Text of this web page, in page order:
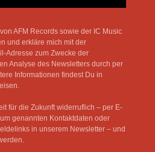
AFM Records sowie der IC Music
und erkläre mich mit der
Adresse zum Zwecke der
Analyse des Newsletters durch per
Informationen findest Du in
für die Zukunft widerruflich – per E-
genannten Kontaktdaten oder
in unserem Newsletter – und